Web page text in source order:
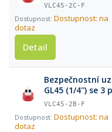
VLC45-2C-F
Dostupnost: na
dotaz
Detail
Bezpečnostní
GL45 (1/4'') se
VLC45-2B-F
Dostupnost: na
dotaz